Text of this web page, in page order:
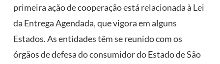
primeira ação de cooperação está relacionada à Lei
da Entrega Agendada, que vigora em alguns
Estados. As entidades têm se reunido com os
órgãos de defesa do consumidor do Estado de São